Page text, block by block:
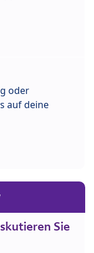
oder
auf deine
Sie